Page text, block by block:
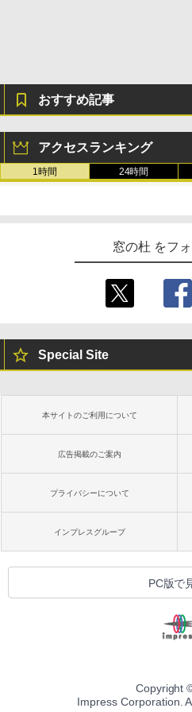
おすすめ記事
アクセスランキング
1時間 24時間
窓の杜 をフ
Special Site
本サイトのご利用について
広告掲載のご案内
プライバシーについて
インプレスグループ
PC版で
Copyright
Impress Corporation.